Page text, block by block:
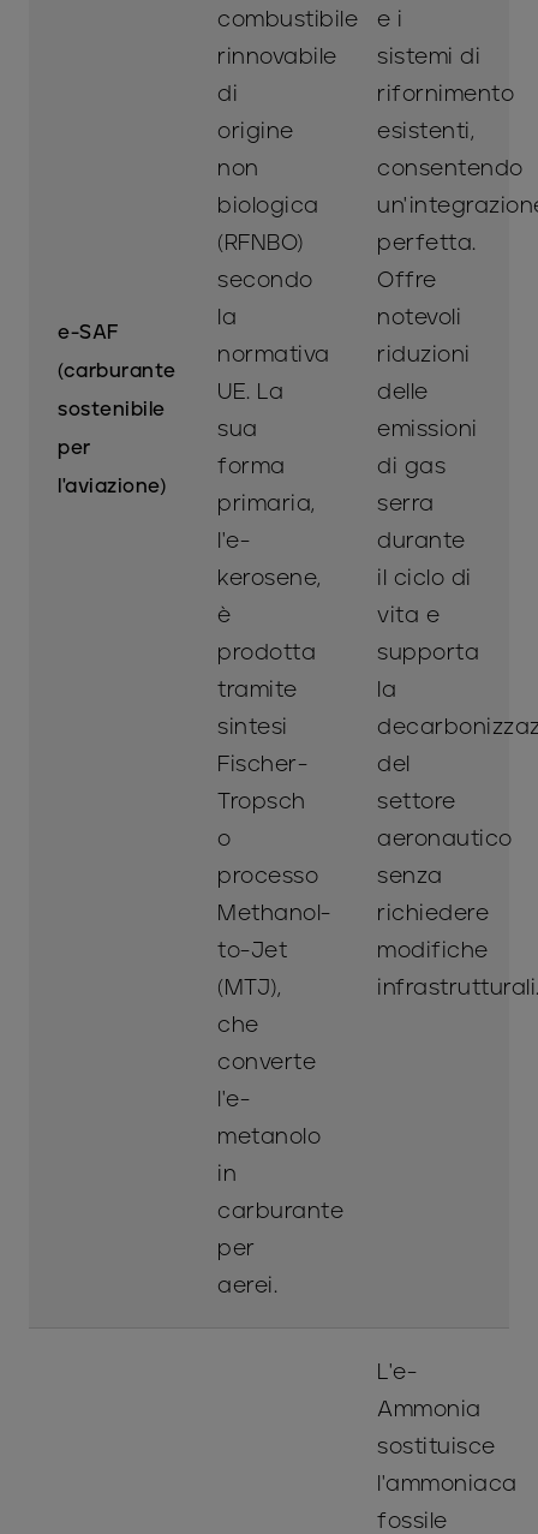
e-SAF
(carburante
sostenibile
per
l'aviazione)
combustibile
rinnovabile
di
origine
non
biologica
(RFNBO)
secondo
la
normativa
UE. La
sua
forma
primaria,
l'e-
kerosene,
è
prodotta
tramite
sintesi
Fischer-
Tropsch
o
processo
Methanol-
to-Jet
(MTJ),
che
converte
l'e-
metanolo
in
carburante
per
aerei.
e i
sistemi di
rifornimento
esistenti,
consentendo
perfetta.
Offre
notevoli
riduzioni
delle
emissioni
di gas
serra
durante
il ciclo di
vita e
supporta
la
del
settore
aeronautico
senza
richiedere
modifiche
L'e-
Ammonia
sostituisce
l'ammoniaca
fossile